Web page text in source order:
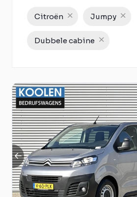
Citroën Jumpy
Dubbele cabine